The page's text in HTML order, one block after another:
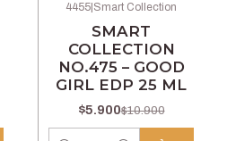
4455 Smart Collection
SMART
COLLECTION
NO.475 – GOOD
GIRL EDP 25 ML
$5.900$10.900